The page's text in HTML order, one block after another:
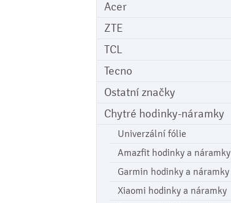
Acer
ZTE
TCL
Tecno
Ostatní značky
Chytré hodinky-náramky
Univerzální fólie
Amazfit hodinky a náramky
Garmin hodinky a náramky
Xiaomi hodinky a náramky